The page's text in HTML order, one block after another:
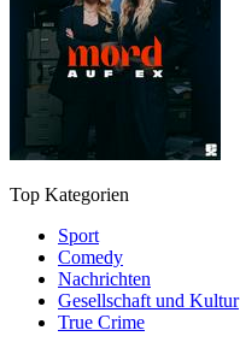
Top Kategorien
Sport
Comedy
Nachrichten
Gesellschaft und Kultur
True Crime